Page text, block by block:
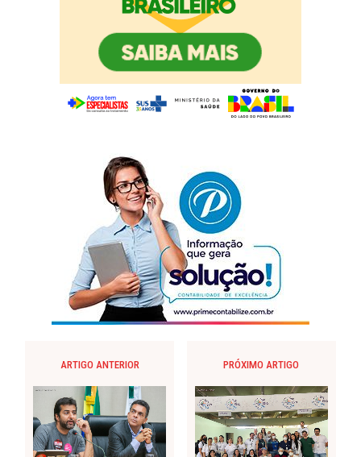
ARTIGO ANTERIOR PRÓXIMO ARTIGO